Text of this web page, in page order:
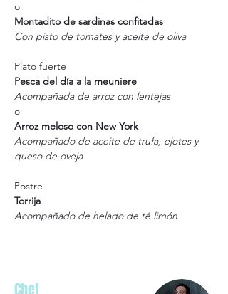
o
Montadito de sardinas confitadas
Con pisto de tomates y aceite de oliva
Plato fuerte
Pesca del día a la meuniere
Acompañada de arroz con lentejas
o
Arroz meloso con New York
Acompañado de aceite de trufa, ejotes y
queso de oveja
Postre
Torrija
Acompañado de helado de té limón
Chef